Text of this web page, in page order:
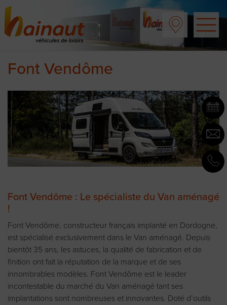
Font Vendôme
Font Vendôme : Le spécialiste du Van aménagé
!
Font Vendôme, constructeur français implanté en Dordogne,
est spécialisé exclusivement dans le Van aménagé. Depuis
bientôt 35 ans, les astuces, la qualité de fabrication et de
finition ont fait la réputation de la marque et de ses
innombrables modèles. Font Vendôme est le leader
incontestable du marché du Van aménagé tant ses
implantations sont nombreuses et innovantes. Doté d’outils